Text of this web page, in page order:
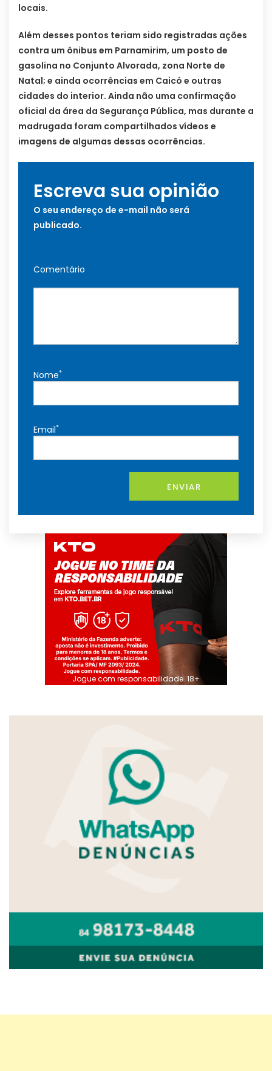
locais.
Além desses pontos teriam sido registradas ações
contra um ônibus em Parnamirim, um posto de
gasolina no Conjunto Alvorada, zona Norte de
Natal; e ainda ocorrências em Caicó e outras
cidades do interior. Ainda não uma confirmação
oficial da área da Segurança Pública, mas durante a
madrugada foram compartilhados vídeos e
imagens de algumas dessas ocorrências.
Escreva sua opinião
O seu endereço de e-mail não será
publicado.
Comentário
Nome*
Email*
ENVIAR
Jogue com responsabilidade. 18+